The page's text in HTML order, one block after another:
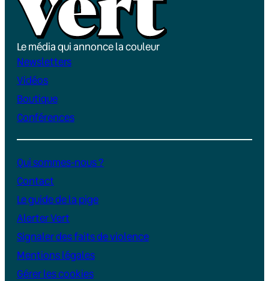
Le média qui annonce la couleur
Newsletters
Vidéos
Boutique
Conférences
Qui sommes-nous ?
Contact
Le guide de la pige
Alerter Vert
Signaler des faits de violence
Mentions légales
Gérer les cookies